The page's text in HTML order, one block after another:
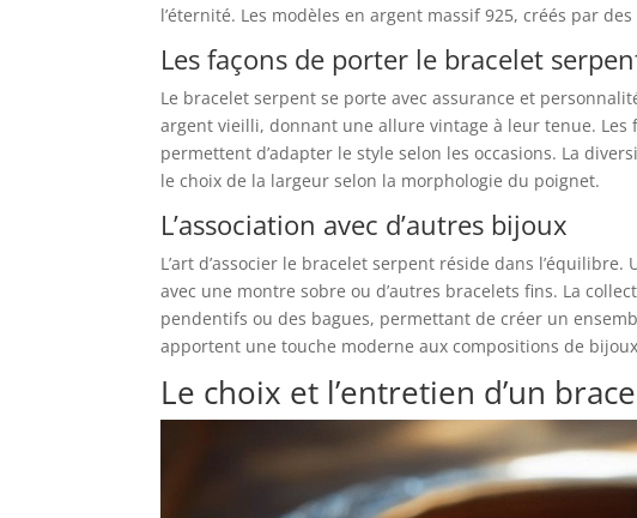
l’éternité. Les modèles en argent massif 925, créés par
Les façons de porter le bracelet
Le bracelet serpent se porte avec assurance et
argent vieilli, donnant une allure vintage à leur tenue.
permettent d’adapter le style selon les occasions. La
le choix de la largeur selon la morphologie du poignet.
L’association avec d’autres bijoux
L’art d’associer le bracelet serpent réside dans
avec une montre sobre ou d’autres bracelets fins. La
pendentifs ou des bagues, permettant de créer un
apportent une touche moderne aux compositions de
Le choix et l’entretien d’un